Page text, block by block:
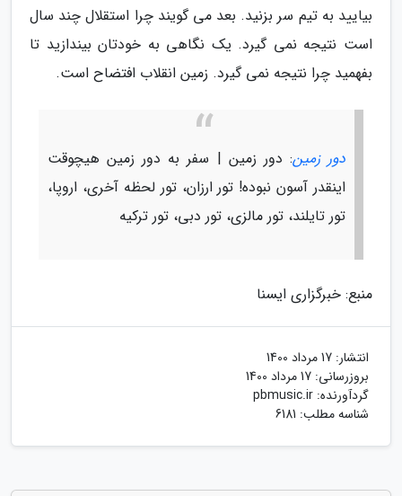
بیایید به تیم سر بزنید. بعد می گویند چرا استقلال چند سال
است نتیجه نمی گیرد. یک نگاهی به خودتان بیندازید تا
بفهمید چرا نتیجه نمی گیرد. زمین انقلاب افتضاح است.
دور زمین: دور زمین | سفر به دور زمین هیچوقت
اینقدر آسون نبوده! تور ارزان، تور لحظه آخری، اروپا،
تور تایلند، تور مالزی، تور دبی، تور ترکیه
منبع: خبرگزاری ایسنا
انتشار: 17 مرداد 1400
بروزرسانی: 17 مرداد 1400
گردآورنده: pbmusic.ir
شناسه مطلب: 6181